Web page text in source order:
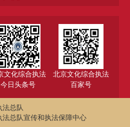
文化综合执法
今日头条号
北京文化综合执法
百家号
法总队
总队宣传和执法保障中心